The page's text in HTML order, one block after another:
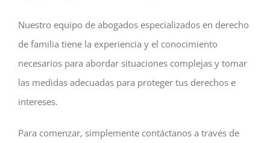
Nuestro equipo de abogados especializados en derecho
de familia tiene la experiencia y el conocimiento
necesarios para abordar situaciones complejas y tomar
las medidas adecuadas para proteger tus derechos e
intereses.
Para comenzar, simplemente contáctanos a través de